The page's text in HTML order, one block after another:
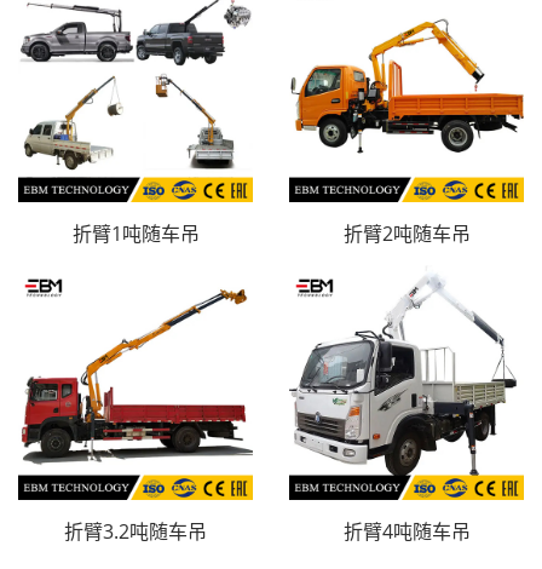
折臂1吨随车吊 折臂2吨随车吊
折臂3.2吨随车吊 折臂4吨随车吊